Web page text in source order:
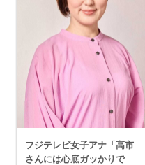
フジテレビ女子アナ「高市
さんには心底ガッかりで